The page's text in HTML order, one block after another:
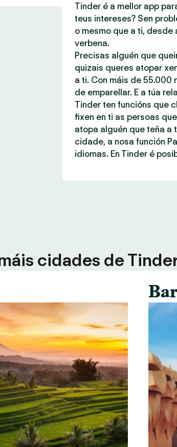
Tinder é a mellor app
teus intereses? Sen
o mesmo que a ti,
verbena.
Precisas alguén que
quizais queres atopar
a ti. Con máis de 55.000
de emparellar. E a túa
Tinder ten funcións que
fixen en ti as persoas
atopa alguén que teña a
cidade, a nosa función
idiomas. En Tinder é
cidades de